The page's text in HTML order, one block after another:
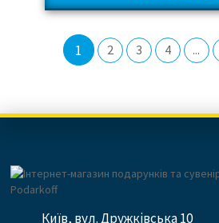
1 2 3 4 ...
Київ, вул. Дружківська 10